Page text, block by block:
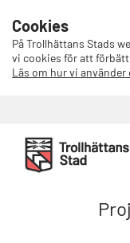
Cookies
På Trollhättans Stads
vi cookies för att
Läs om hur vi använder